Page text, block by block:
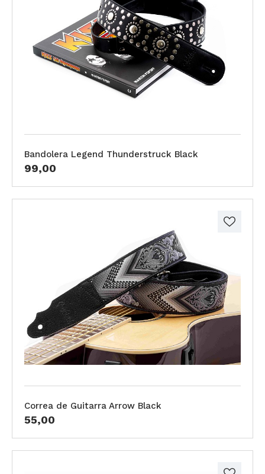
Bandolera Legend Thunderstruck Black
99,00
Correa de Guitarra Arrow Black
55,00